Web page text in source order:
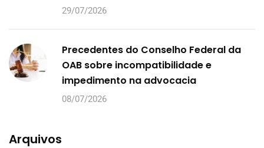
29/07/2026
Precedentes do Conselho Federal da
OAB sobre incompatibilidade e
impedimento na advocacia
08/07/2026
Arquivos